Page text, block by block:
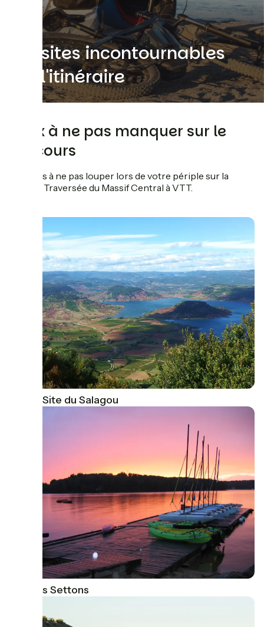
Les sites incontournables
sur l'itinéraire
Lieux à ne pas manquer sur le
parcours
Les sites à ne pas louper lors de votre périple sur la
Grande Traversée du Massif Central à VTT.
Grand Site du Salagou
Lac des Settons